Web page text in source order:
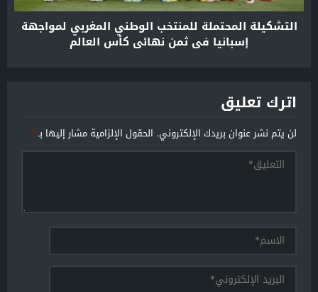
التشكيلة المحتملة للمنتخب الوطني المغربي لمواجهة
إسبانيا في ثمن نهائي كأس العالم
اترك تعليق
لن يتم نشر عنوان بريدك الإلكتروني. الحقول الإلزامية مشار إليها بـ*